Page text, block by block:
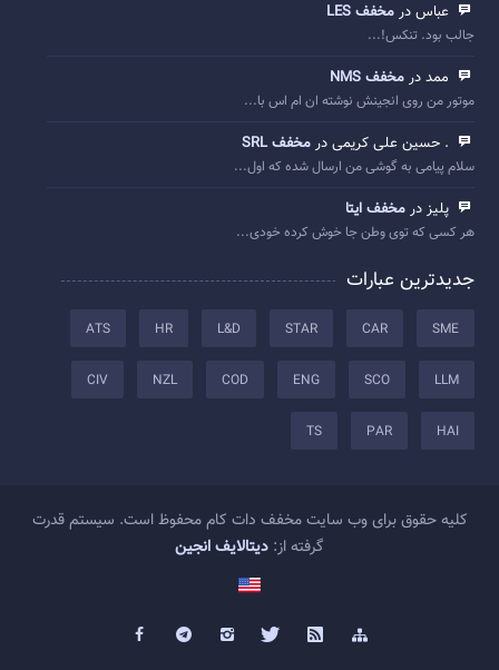
عباس در مخفف LES
جالب بود. تنکس!...
ممد در مخفف NMS
موتور من روی انجینش نوشته ان ام اس با...
. حسین علی کریمی در مخفف SRL
سلام پیامی به گوشی من ارسال شده که اول...
پلیز در مخفف ایتا
هر کسی که توی وطن جا خوش کرده خودی...
جدیدترین عبارات
SME
CAR
STAR
L&D
HR
ATS
LLM
SCO
ENG
COD
NZL
CIV
HAI
PAR
TS
کلیه حقوق برای وب سایت مخفف دات کام محفوظ است. سیستم قدرت
گرفته از: دیتالایف انجین